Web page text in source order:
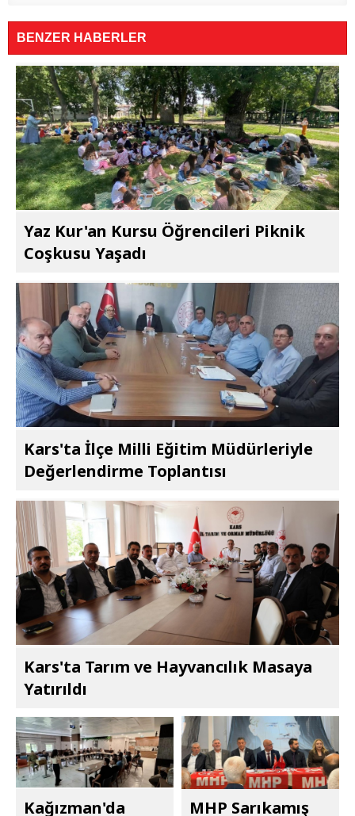
BENZER HABERLER
Yaz Kur'an Kursu Öğrencileri Piknik
Coşkusu Yaşadı
Kars'ta İlçe Milli Eğitim Müdürleriyle
Değerlendirme Toplantısı
Kars'ta Tarım ve Hayvancılık Masaya
Yatırıldı
Kağızman'da MHP Sarıkamış